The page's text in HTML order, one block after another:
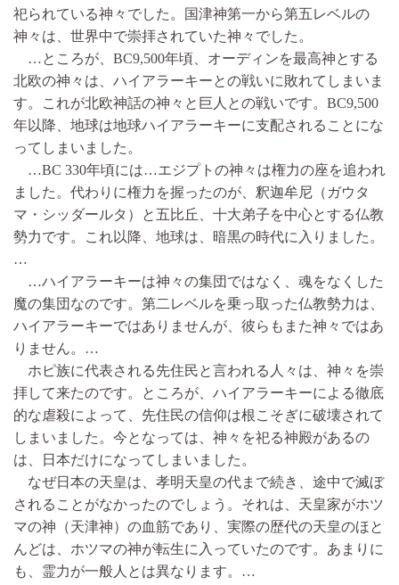
祀られている神々でした。国津神第一から第五レベルの
神々は、世界中で崇拝されていた神々でした。
…ところが、BC9,500年頃、オーディンを最高神とする
北欧の神々は、ハイアラーキーとの戦いに敗れてしまいま
す。これが北欧神話の神々と巨人との戦いです。BC9,500
年以降、地球は地球ハイアラーキーに支配されることにな
ってしまいました。
…BC 330年頃には…エジプトの神々は権力の座を追われ
ました。代わりに権力を握ったのが、釈迦牟尼（ガウタ
マ・シッダールタ）と五比丘、十大弟子を中心とする仏教
勢力です。これ以降、地球は、暗黒の時代に入りました。
…
…ハイアラーキーは神々の集団ではなく、魂をなくした
魔の集団なのです。第二レベルを乗っ取った仏教勢力は、
ハイアラーキーではありませんが、彼らもまた神々ではあ
りません。…
ホピ族に代表される先住民と言われる人々は、神々を崇
拝して来たのです。ところが、ハイアラーキーによる徹底
的な虐殺によって、先住民の信仰は根こそぎに破壊されて
しまいました。今となっては、神々を祀る神殿があるの
は、日本だけになってしまいました。
なぜ日本の天皇は、孝明天皇の代まで続き、途中で滅ぼ
されることがなかったのでしょう。それは、天皇家がホツ
マの神（天津神）の血筋であり、実際の歴代の天皇のほと
んどは、ホツマの神が転生に入っていたのです。あまりに
も、霊力が一般人とは異なります。…